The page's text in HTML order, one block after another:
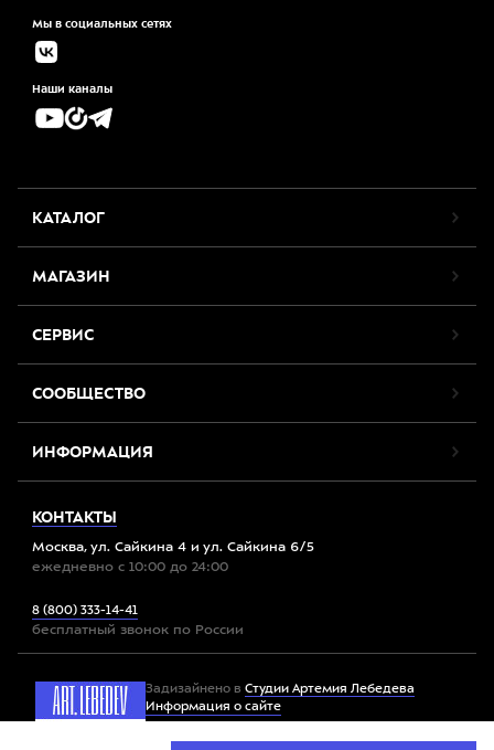
Мы в социальных сетях
Наши каналы
КАТАЛОГ
МАГАЗИН
СЕРВИС
СООБЩЕСТВО
ИНФОРМАЦИЯ
КОНТАКТЫ
Москва, ул. Сайкина 4 и ул. Сайкина 6/5
ежедневно с 10:00 до 24:00
8 (800) 333-14-41
бесплатный звонок по России
Задизайнено в Студии Артемия Лебедева
Информация о сайте